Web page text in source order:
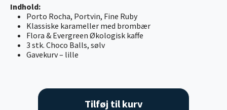
Indhold:
Porto Rocha, Portvin, Fine Ruby
Klassiske karameller med brombær
Flora & Evergreen Økologisk kaffe
3 stk. Choco Balls, sølv
Gavekurv – lille
Tilføj til kurv